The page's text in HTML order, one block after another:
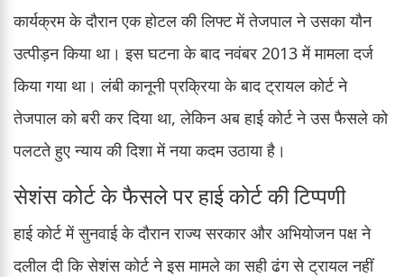
कार्यक्रम के दौरान एक होटल की लिफ्ट में तेजपाल ने उसका यौन
उत्पीड़न किया था। इस घटना के बाद नवंबर 2013 में मामला दर्ज
किया गया था। लंबी कानूनी प्रक्रिया के बाद ट्रायल कोर्ट ने
तेजपाल को बरी कर दिया था, लेकिन अब हाई कोर्ट ने उस फैसले को
पलटते हुए न्याय की दिशा में नया कदम उठाया है।
सेशंस कोर्ट के फैसले पर हाई कोर्ट की टिप्पणी
हाई कोर्ट में सुनवाई के दौरान राज्य सरकार और अभियोजन पक्ष ने
दलील दी कि सेशंस कोर्ट ने इस मामले का सही ढंग से ट्रायल नहीं